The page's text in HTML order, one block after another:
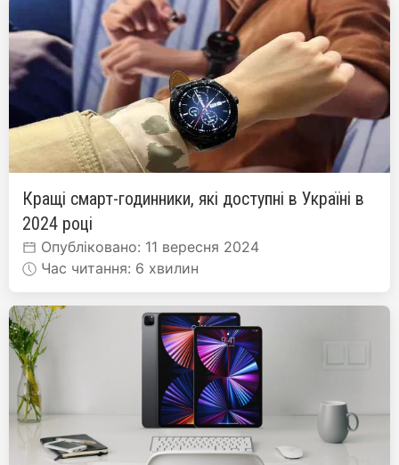
Кращі смарт-годинники, які доступні в Україні в
2024 році
Опубліковано: 11 вересня 2024
Час читання: 6 хвилин